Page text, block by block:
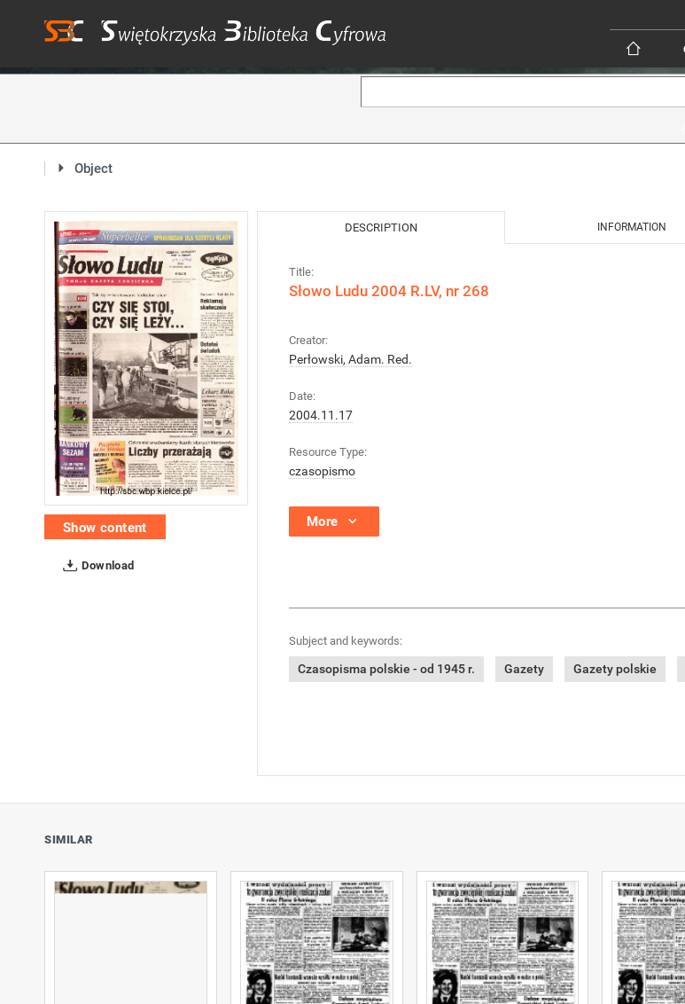
Object
Show content
Download
DESCRIPTION INFORMATION
Title:
Słowo Ludu 2004 R.LV, nr 268
Creator:
Perłowski, Adam. Red.
Date:
2004.11.17
Resource Type:
czasopismo
More
Subject and keywords:
Czasopisma polskie - od 1945 r. Gazety Gazety polskie
SIMILAR